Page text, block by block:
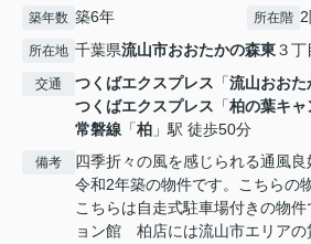
築年数 築6年 所在階
所在地 千葉県流山市おおたかの森東３
交通 つくばエクスプレス 「流山おおた
つくばエクスプレス 「柏の葉キャ
常磐線 「柏 」駅 徒歩50分
備考
四季折々の風を感じられる通風良
令和2年築の物件です。こちらの
こちらは自走式駐車場付きの物
ョン館 柏店には流山市エリアの